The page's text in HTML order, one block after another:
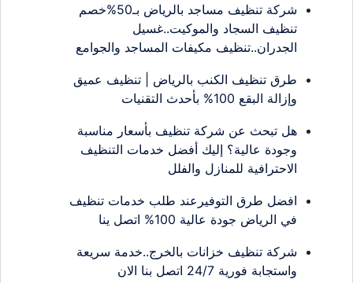
شركة تنظيف مساجد بالرياض بـ50%خصم
تنظيف السجاد والموكيت..غسيل
الجدران..تنظيف مكيفات المساجد والجوامع
طرق تنظيف الكنب بالرياض | تنظيف عميق
وإزالة البقع 100% بأحدث التقنيات
هل تبحث عن شركة تنظيف بأسعار مناسبة
وجودة عالية؟ إليك أفضل خدمات التنظيف
الاحترافية للمنازل والفلل
افضل طرق التوفيرعند طلب خدمات تنظيف
في الرياض جودة عالية 100% اتصل ينا
شركة تنظيف خزانات بالخرج..خدمة سريعة
واستجابة فورية 24/7 اتصل بنا الان